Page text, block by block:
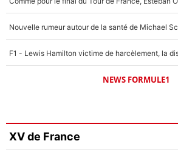
NEWS FORMULE1
XV de France